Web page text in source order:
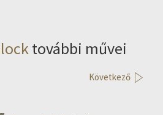
további művei
Következő